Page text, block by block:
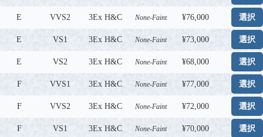
E VVS2 3Ex H&C None-Faint ¥76,000 選択
E VS1 3Ex H&C None-Faint ¥73,000 選択
E VS2 3Ex H&C None-Faint ¥68,000 選択
F VVS1 3Ex H&C None-Faint ¥77,000 選択
F VVS2 3Ex H&C None-Faint ¥72,000 選択
F VS1 3Ex H&C None-Faint ¥70,000 選択